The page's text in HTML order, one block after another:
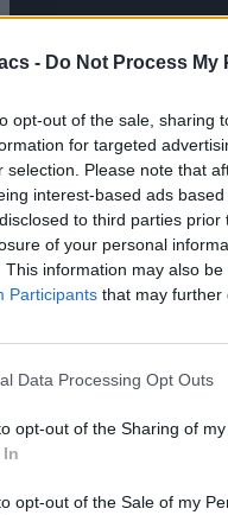
- Do Not Process
opt-out of the sale, sharing
for targeted
selection. Please note that
interest-based ads
to third parties
of your personal
This information may also
Participants that may further
Data Processing Opt Outs
opt-out of the Sharing of my
opt-out of the Sale of my
Technology
για όλους